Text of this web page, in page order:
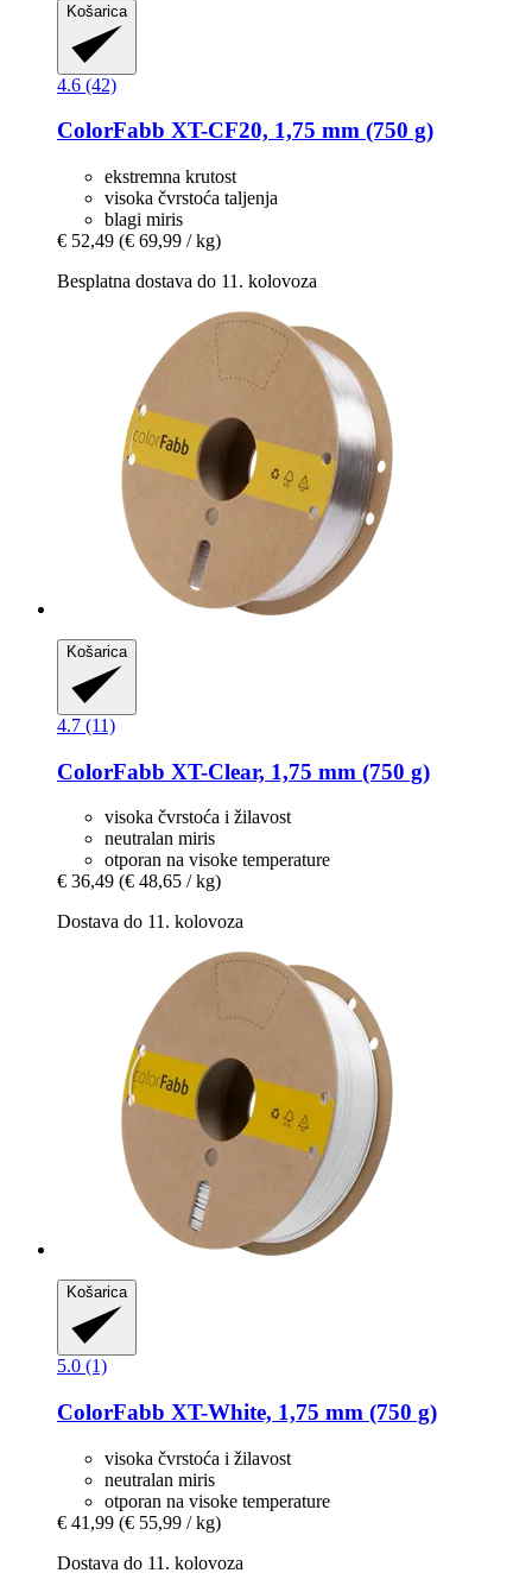
Košarica
4.6 (42)
ColorFabb XT-​CF20, 1,75 mm (750 g)
ekstremna krutost
visoka čvrstoća taljenja
blagi miris
€ 52,49 (€ 69,99 / kg)
Besplatna dostava do 11. kolovoza
Košarica
4.7 (11)
ColorFabb XT-​Clear, 1,75 mm (750 g)
visoka čvrstoća i žilavost
neutralan miris
otporan na visoke temperature
€ 36,49 (€ 48,65 / kg)
Dostava do 11. kolovoza
Košarica
5.0 (1)
ColorFabb XT-​White, 1,75 mm (750 g)
visoka čvrstoća i žilavost
neutralan miris
otporan na visoke temperature
€ 41,99 (€ 55,99 / kg)
Dostava do 11. kolovoza